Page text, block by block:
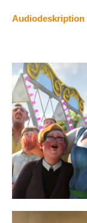
Audiodeskription